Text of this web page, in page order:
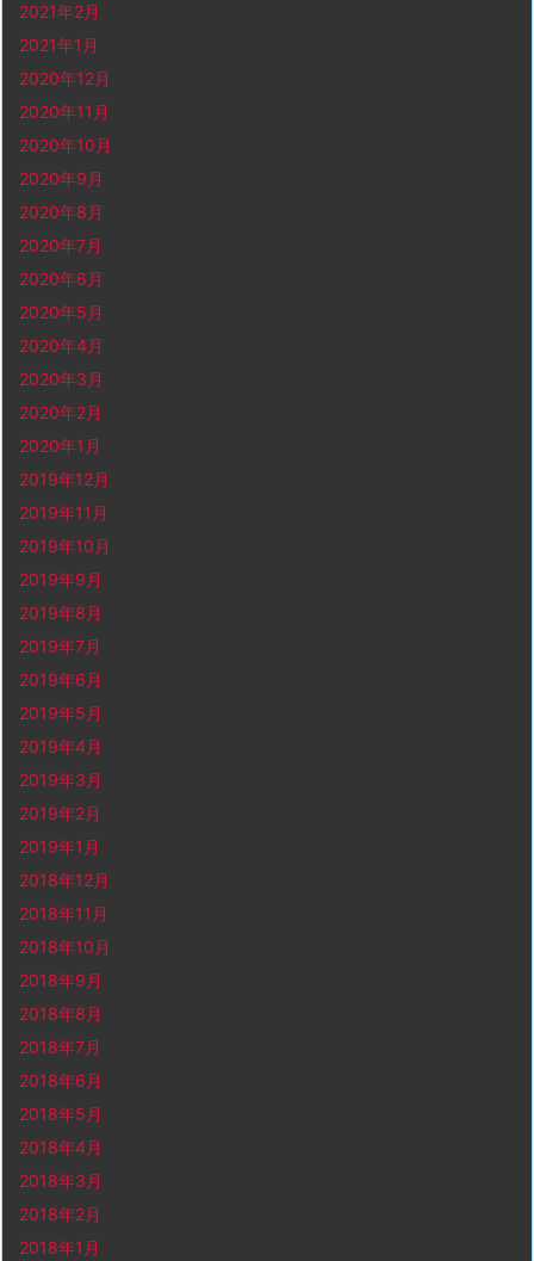
2021年2月
2021年1月
2020年12月
2020年11月
2020年10月
2020年9月
2020年8月
2020年7月
2020年6月
2020年5月
2020年4月
2020年3月
2020年2月
2020年1月
2019年12月
2019年11月
2019年10月
2019年9月
2019年8月
2019年7月
2019年6月
2019年5月
2019年4月
2019年3月
2019年2月
2019年1月
2018年12月
2018年11月
2018年10月
2018年9月
2018年8月
2018年7月
2018年6月
2018年5月
2018年4月
2018年3月
2018年2月
2018年1月